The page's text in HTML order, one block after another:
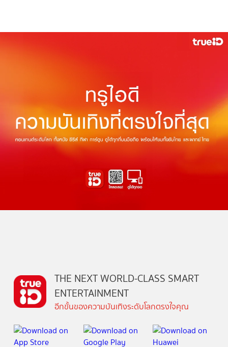
THE NEXT WORLD-CLASS SMART
ENTERTAINMENT
อีกขั้นของความบันเทิงระดับโลกตรงใจคุณ